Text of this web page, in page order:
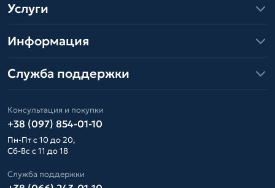
Услуги
Информация
Служба поддержки
Консультация и покупки
+38 (097) 854-01-10
Пн-Пт с 10 до 20,
Сб-Вс с 11 до 18
Служба поддержки